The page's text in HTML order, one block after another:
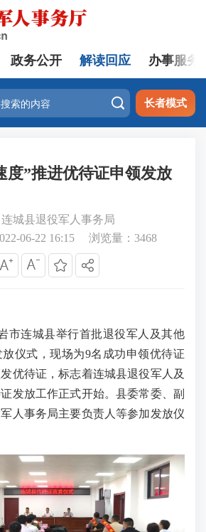
政务公开 解读回应 办事服务
 长者模式
度”推进优待证申领发放
城县退役军人事务局
06-22 16:15
浏览量： 3468
连城县举行首批退役军人及其他
仪式，现场为9名成功申领优待证
优待证，标志着连城县退役军人及
发放工作正式开始。县委常委、副
人事务局主要负责人等参加发放仪